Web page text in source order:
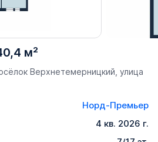
м²
Верхнетемерницкий, улица
Норд-Премьер
4 кв. 2026 г.